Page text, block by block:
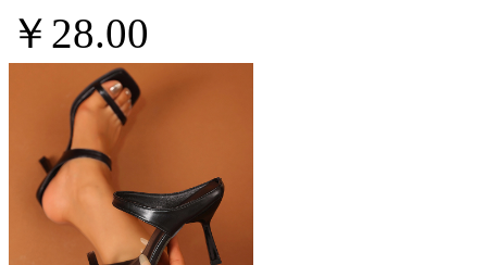
￥28.00